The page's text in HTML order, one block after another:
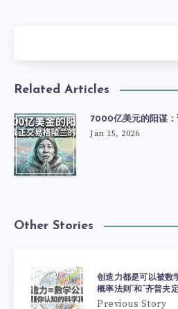
Related Articles
7000亿美元的阳谋：
Jan 15, 2026
Other Stories
创造力都是可以被数
概率法则”和“齐普夫定
Previous Story